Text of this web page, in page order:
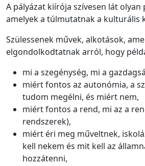
A pályázat kiírója szívesen lát
amelyek a túlmutatnak a kulturális
Szülessenek művek, alkotások,
elgondolkodtatnak arról, hogy
mi a szegénység, mi a
miért fontos az autonómia, a
tudom megélni, és miért nem,
miért fontos a rend, mi az a
rendszerek),
miért éri meg műveltnek,
kell nekem és mit kell az
hozzátenni,